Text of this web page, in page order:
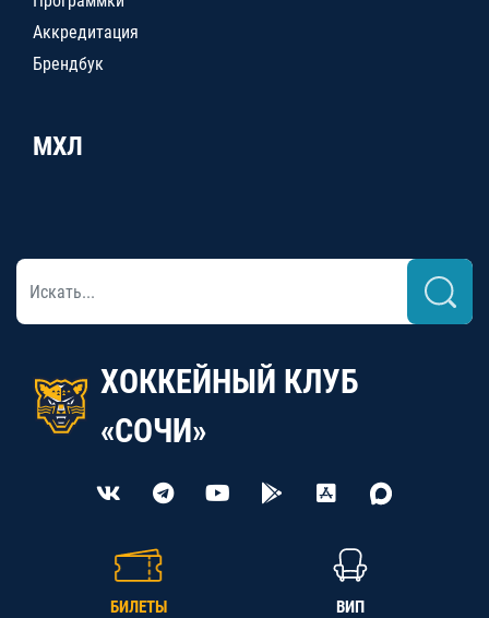
Аккредитация
Брендбук
МХЛ
ХОККЕЙНЫЙ КЛУБ
«СОЧИ»
БИЛЕТЫ ВИП